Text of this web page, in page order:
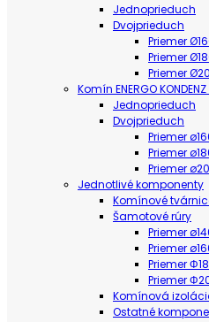
Jednoprieduch
Dvojprieduch
Priemer
Priemer
Priemer
Komín ENERGO
Jednoprieduch
Dvojprieduch
Priemer
Priemer
Priemer
Jednotlivé komponenty
Komínové
Šamotové rúry
Priemer
Priemer
Priemer
Priemer
Komínová
Ostatné